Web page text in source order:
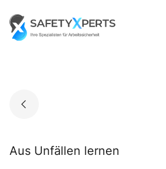
content
Go to landing page.
Aus Unfällen lernen